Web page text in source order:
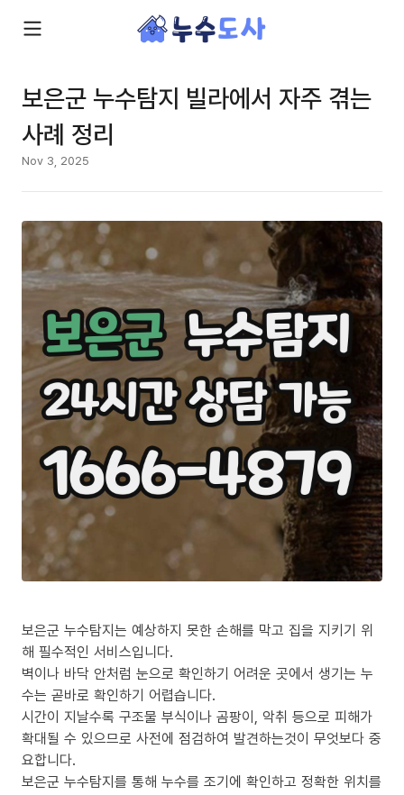
보은군 누수탐지 빌라에서 자주 겪는
사례 정리
Nov 3, 2025
보은군 누수탐지는 예상하지 못한 손해를 막고 집을 지키기 위
해 필수적인 서비스입니다.
벽이나 바닥 안처럼 눈으로 확인하기 어려운 곳에서 생기는 누
수는 곧바로 확인하기 어렵습니다.
시간이 지날수록 구조물 부식이나 곰팡이, 악취 등으로 피해가
확대될 수 있으므로 사전에 점검하여 발견하는것이 무엇보다 중
요합니다.
보은군 누수탐지를 통해 누수를 조기에 확인하고 정확한 위치를